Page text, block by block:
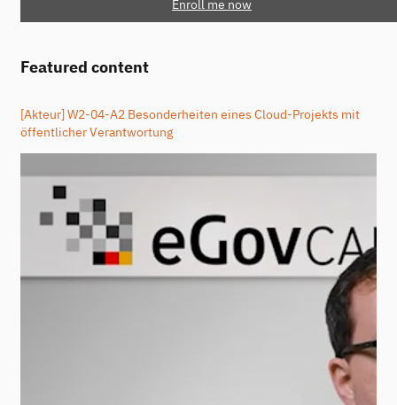
Enroll me now
Featured content
[Akteur] W2-04-A2 Besonderheiten eines Cloud-Projekts mit
öffentlicher Verantwortung